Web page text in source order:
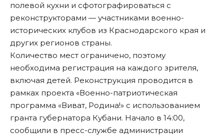
полевой кухни и сфотографироваться с
реконструкторами — участниками военно-
исторических клубов из Краснодарского края и
других регионов страны.
Количество мест ограничено, поэтому
необходима регистрация на каждого зрителя,
включая детей. Реконструкция проводится в
рамках проекта «Военно-патриотическая
программа «Виват, Родина!» с использованием
гранта губернатора Кубани. Начало в 14:00,
сообщили в пресс-службе администрации